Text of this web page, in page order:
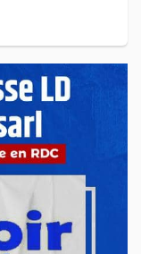
les
et appelle
et